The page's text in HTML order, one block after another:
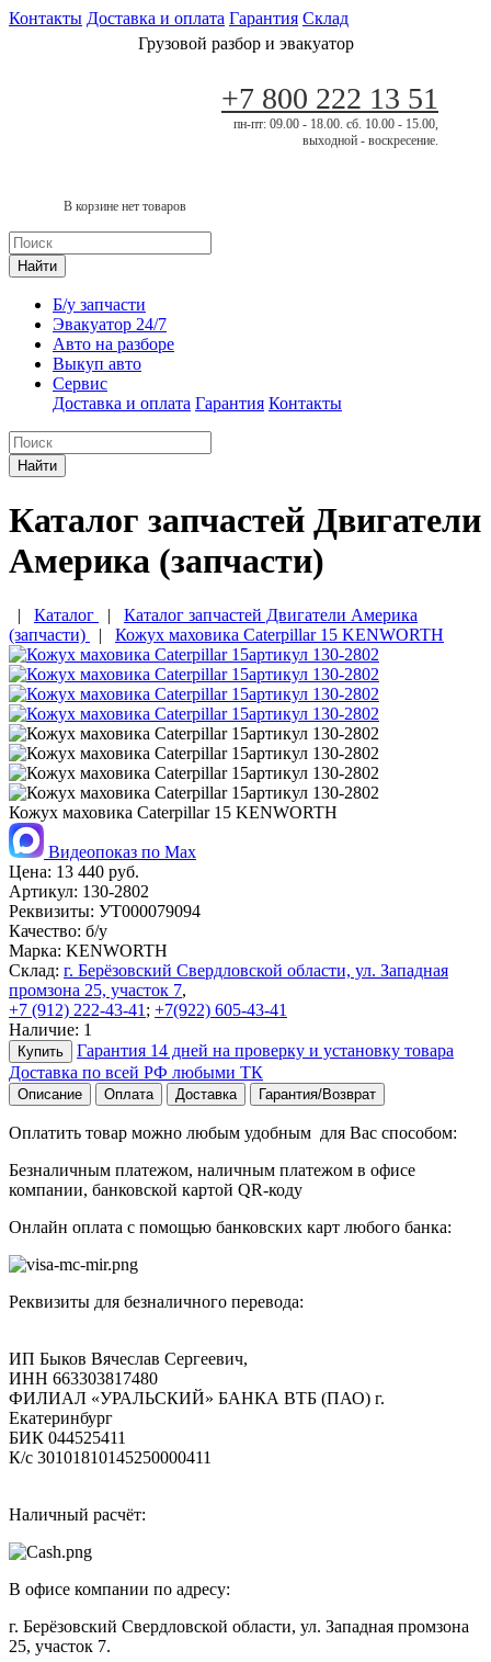
Контакты Доставка и оплата Гарантия Склад
Грузовой разбор и эвакуатор
+7 800 222 13 51
пн-пт: 09.00 - 18.00. сб. 10.00 - 15.00,
выходной - воскресение.
В корзине нет товаров
Найти
Б/у запчасти
Эвакуатор 24/7
Авто на разборе
Выкуп авто
Сервис
Доставка и оплата Гарантия Контакты
Найти
Каталог запчастей Двигатели
Америка (запчасти)
| Каталог | Каталог запчастей Двигатели Америка
(запчасти)
| Кожух маховика Caterpillar 15 KENWORTH
Кожух маховика Caterpillar 15 KENWORTH
Видеопоказ по Max
Цена: 13 440 руб.
Артикул: 130-2802
Реквизиты: УТ000079094
Качество: б/у
Марка: KENWORTH
Склад: г. Берёзовский Свердловской области, ул. Западная
промзона 25, участок 7,
+7 (912) 222-43-41 ; +7(922) 605-43-41
Наличие: 1
Купить
Гарантия 14 дней на проверку и установку товара
Доставка по всей РФ любыми ТК
Описание Оплата Доставка Гарантия/Возврат
Оплатить товар можно любым удобным для Вас способом:
Безналичным платежом, наличным платежом в офисе
компании, банковской картой QR-коду
Онлайн оплата с помощью банковских карт любого банка:
Реквизиты для безналичного перевода:
ИП Быков Вячеслав Сергеевич,
ИНН 663303817480
ФИЛИАЛ «УРАЛЬСКИЙ» БАНКА ВТБ (ПАО) г.
Екатеринбург
БИК 044525411
К/с 30101810145250000411
Наличный расчёт:
В офисе компании по адресу:
г. Берёзовский Свердловской области, ул. Западная промзона
25, участок 7.